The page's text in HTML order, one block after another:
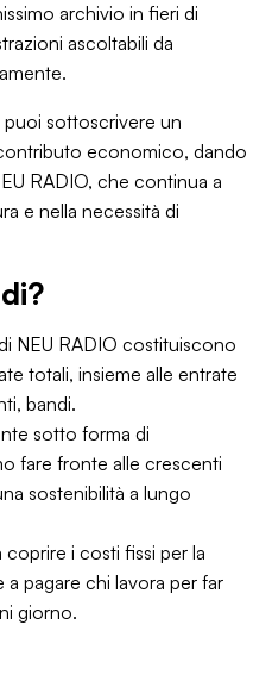
archivio in fieri di
ascoltabili da
sottoscrivere un
economico, dando
RADIO, che continua a
e nella necessità di
NEU RADIO costituiscono
totali, insieme alle entrate
bandi.
sotto forma di
fare fronte alle crescenti
sostenibilità a lungo
i costi fissi per la
pagare chi lavora per far
giorno.